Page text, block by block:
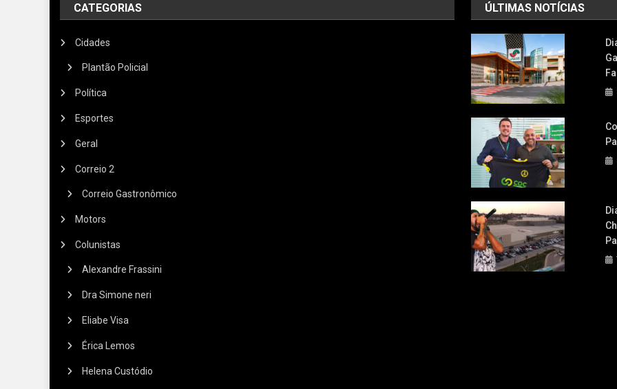
CATEGORIAS
Cidades
Plantão Policial
Política
Esportes
Geral
Correio 2
Correio Gastronômico
Motors
Colunistas
Alexandre Frassini
Dra Simone neri
Eliabe Visa
Érica Lemos
Helena Custódio
ÚLTIMAS NOTÍCIAS